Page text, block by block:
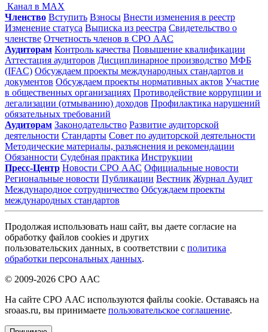
Канал в MAX
Членство Вступить Взносы Внести изменения в реестр
Изменение статуса Выписка из реестра Свидетельство о
членстве Отчетность членов в СРО ААС
Аудиторам Контроль качества Повышение квалификации
Аттестация аудиторов Дисциплинарное производство МФБ
(IFAC) Обсуждаем проекты международных стандартов и
документов Обсуждаем проекты нормативных актов Участие
в общественных организациях Противодействие коррупции и
легализации (отмыванию) доходов Профилактика нарушений
обязательных требований
Аудиторам Законодательство Развитие аудиторской
деятельности Стандарты Совет по аудиторской деятельности
Методические материалы, разъяснения и рекомендации
Обязанности Судебная практика Инструкции
Пресс-Центр Новости СРО ААС Официальные новости
Региональные новости Публикации Вестник Журнал Аудит
Международное сотрудничество Обсуждаем проекты
международных стандартов
Продолжая использовать наш сайт, вы даете согласие на
обработку файлов cookies и других
пользовательских данных, в соответствии с политика
обработки персональных данных.
© 2009-2026 СРО ААС
На сайте СРО ААС используются файлы cookie. Оставаясь на
sroaas.ru, вы принимаете пользовательское соглашение.